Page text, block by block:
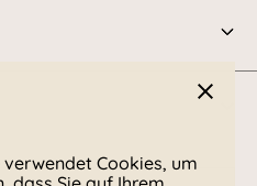
verwendet Cookies, um